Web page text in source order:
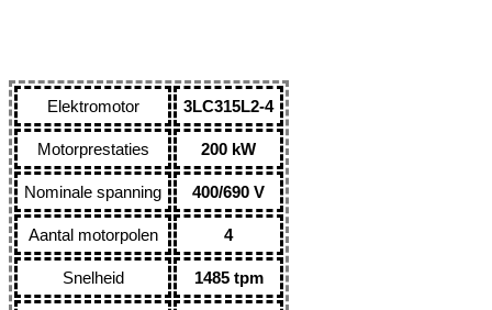
Elektromotor 3LC315L2-4
Motorprestaties 200 kW
Nominale spanning 400/690 V
Aantal motorpolen 4
Snelheid 1485 tpm